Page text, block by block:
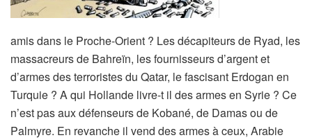
amis dans le Proche-Orient ? Les décapiteurs de Ryad, les
massacreurs de Bahreïn, les fournisseurs d’argent et
d’armes des terroristes du Qatar, le fascisant Erdogan en
Turquie ? A qui Hollande livre-t il des armes en Syrie ? Ce
n’est pas aux défenseurs de Kobané, de Damas ou de
Palmyre. En revanche il vend des armes à ceux, Arabie